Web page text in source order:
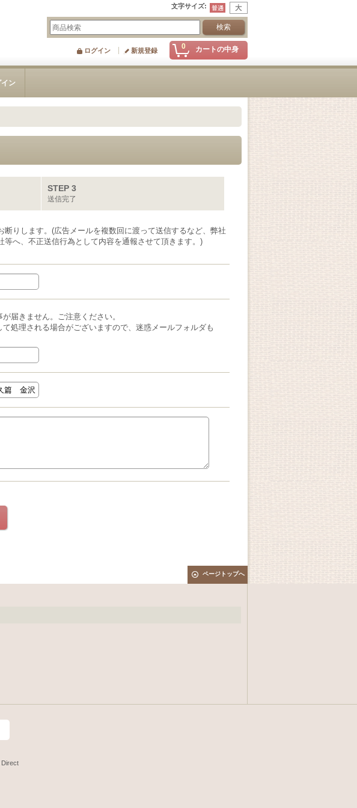
文字サイズ:
0 カートの中身
ログイン 新規登録
イン
STEP 3
送信完了
りします。(広告メールを複数回に渡って送信するなど、弊社
へ、不正送信行為として内容を通報させて頂きます。)
届きません。ご注意ください。
処理される場合がございますので、迷惑メールフォルダも
ページトップへ